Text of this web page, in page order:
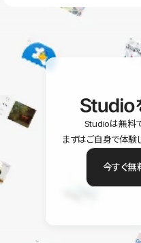
ユーザー同士で質問・相談で
Studioは無料
まずはご自身で体験
今すぐ無